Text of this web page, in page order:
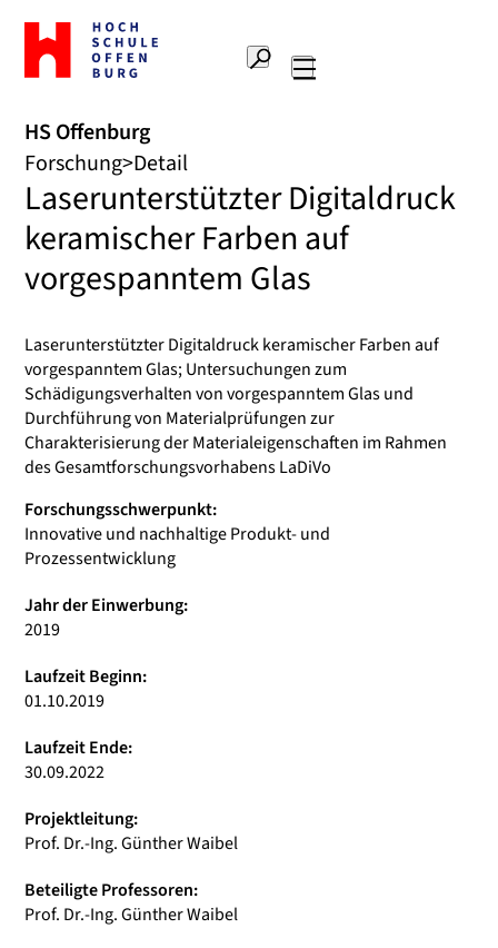
Zur
Startseite
Hochschule
Suche
HS Offenburg
Forschung Detail
Laserunterstützter Digitaldruck
keramischer Farben auf
vorgespanntem Glas
Laserunterstützter Digitaldruck keramischer Farben auf
vorgespanntem Glas; Untersuchungen zum
Schädigungsverhalten von vorgespanntem Glas und
Durchführung von Materialprüfungen zur
Charakterisierung der Materialeigenschaften im Rahmen
des Gesamtforschungsvorhabens LaDiVo
Forschungsschwerpunkt:
Innovative und nachhaltige Produkt- und
Prozessentwicklung
Jahr der Einwerbung:
2019
Laufzeit Beginn:
01.10.2019
Laufzeit Ende:
30.09.2022
Projektleitung:
Prof. Dr.-Ing. Günther Waibel
Beteiligte Professoren:
Prof. Dr.-Ing. Günther Waibel